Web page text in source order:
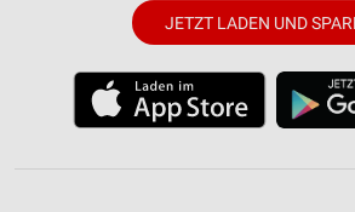
JETZT LADEN UND